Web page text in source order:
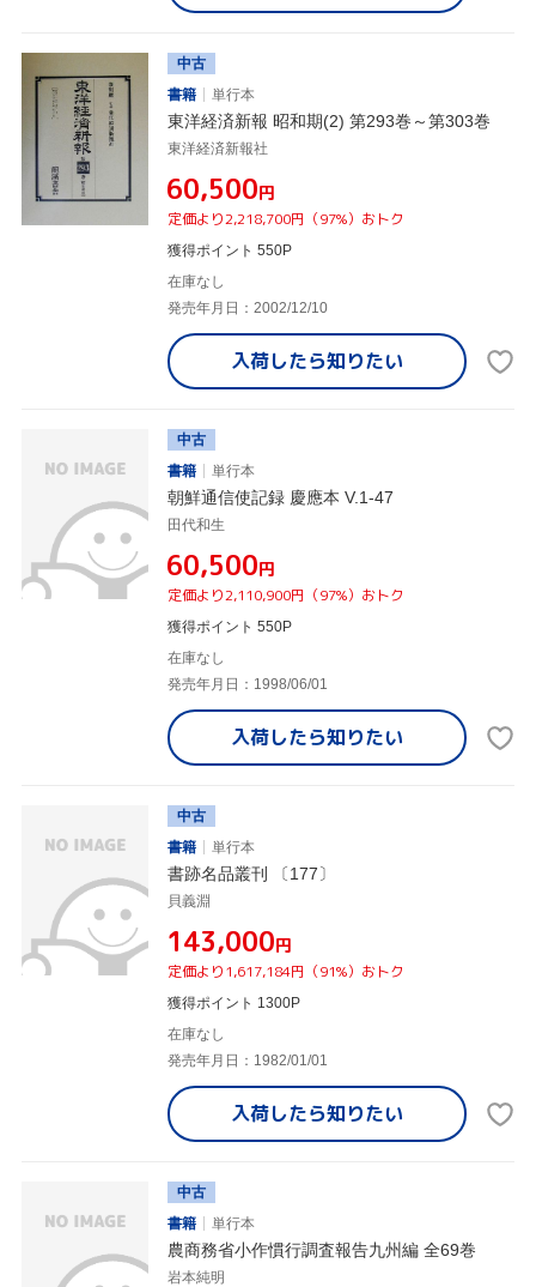
中古
書籍
単行本
東洋経済新報 昭和期(2) 第293巻～第303巻
東洋経済新報社
¥60,500円
定価より2,218,700円（97%）おトク
獲得ポイント 550P
在庫なし
発売年月日：2002/12/10
入荷したら知りたい
中古
書籍
単行本
朝鮮通信使記録 慶應本 V.1-47
田代和生
¥60,500円
定価より2,110,900円（97%）おトク
獲得ポイント 550P
在庫なし
発売年月日：1998/06/01
入荷したら知りたい
中古
書籍
単行本
書跡名品叢刊 〔177〕
貝義淵
¥143,000円
定価より1,617,184円（91%）おトク
獲得ポイント 1300P
在庫なし
発売年月日：1982/01/01
入荷したら知りたい
中古
書籍
単行本
農商務省小作慣行調査報告九州編 全69巻
岩本純明